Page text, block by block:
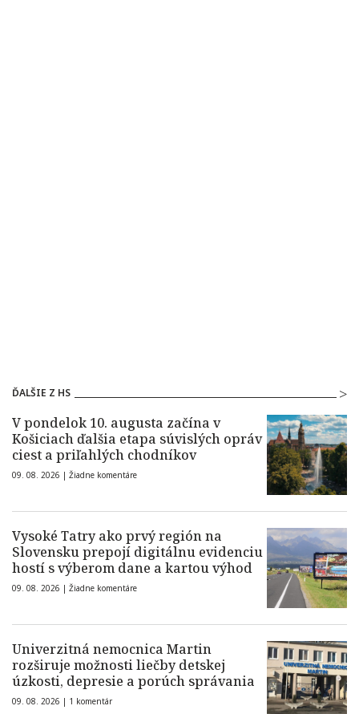
ĎALŠIE Z HS
V pondelok 10. augusta začína v
Košiciach ďalšia etapa súvislých opráv
ciest a priľahlých chodníkov
09. 08. 2026 | Žiadne komentáre
Vysoké Tatry ako prvý región na
Slovensku prepojí digitálnu evidenciu
hostí s výberom dane a kartou výhod
09. 08. 2026 | Žiadne komentáre
Univerzitná nemocnica Martin
rozširuje možnosti liečby detskej
úzkosti, depresie a porúch správania
09. 08. 2026 | 1 komentár